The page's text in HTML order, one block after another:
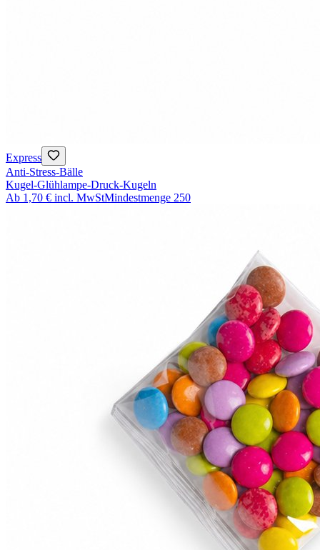
Express
Anti-Stress-Bälle
Kugel-Glühlampe-Druck-Kugeln
Ab 1,70 € incl. MwStMindestmenge 250